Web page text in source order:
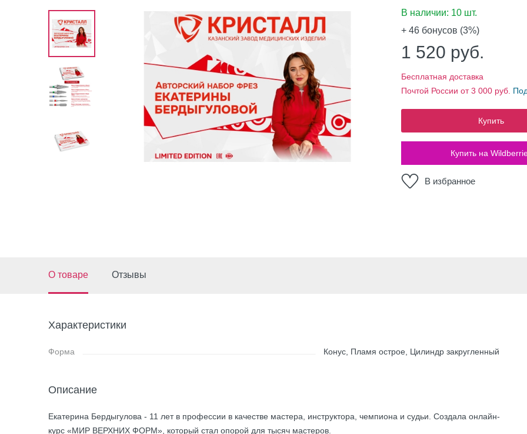
В наличии: 10 шт.
+ 46 бонусов (3%)
1 520 руб.
Бесплатная доставка
Почтой России от 3 000 руб.
Купить
Купить на
В избранное
О товаре Отзывы
Характеристики
Форма Конус, Пламя острое, Цилиндр закругленный
Описание
Екатерина Бердыгулова - 11 лет в профессии в качестве мастера, инструктора, чемпиона и судьи. Создала онлайн-
курс «МИР ВЕРХНИХ ФОРМ», который стал опорой для тысяч мастеров.